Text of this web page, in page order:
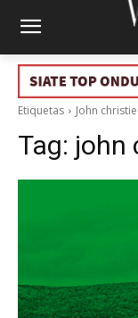
Etiquetas John christie
Tag: john